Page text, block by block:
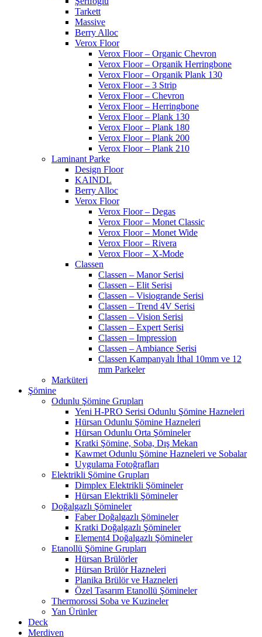
Tarkett
Massive
Berry Alloc
Verox Floor
Verox Floor – Organic Chevron
Verox Floor – Organik Herringbone
Verox Floor – Organik Plank 130
Verox Floor – 3 Strip
Verox Floor – Chevron
Verox Floor – Herringbone
Verox Floor – Plank 130
Verox Floor – Plank 180
Verox Floor – Plank 200
Verox Floor – Plank 210
Laminant Parke
Design Floor
KAINDL
Berry Alloc
Verox Floor
Verox Floor – Degas
Verox Floor – Monet Classic
Verox Floor – Monet Wide
Verox Floor – Rivera
Verox Floor – X-Mode
Classen
Classen – Manor Serisi
Classen – Elit Serisi
Classen – Visiogrande Serisi
Classen – Trend 4V Serisi
Classen – Vision Serisi
Classen – Expert Serisi
Classen – Impression
Classen – Ambiance Serisi
Classen Kampanyalı İthal 10mm ve 12
mm Parkeler
Marküteri
Şömine
Odunlu Şömine Grupları
Yeni H-PRO Serisi Odunlu Şömine Hazneleri
Hürsan Odunlu Şömine Hazneleri
Hürsan Odunlu Orta Şömineler
Kratki Şömine, Soba, Dış Mekan
Kawmet Odunlu Şömine Hazneleri ve Sobalar
Uygulama Fotoğrafları
Elektrikli Şömine Grupları
Dimplex Elektrikli Şömineler
Hürsan Elektrikli Şömineler
Doğalgazlı Şömineler
Faber Doğalgazlı Şömineler
Kratki Doğalgazlı Şömineler
Element4 Doğalgazlı Şömineler
Etanollü Şömine Grupları
Hürsan Brülörler
Hürsan Brülör Hazneleri
Planika Brülör ve Hazneleri
Özel Tasarım Etanollü Şömineler
Thermorossi Soba ve Kuzineler
Yan Ürünler
Deck
Merdiven